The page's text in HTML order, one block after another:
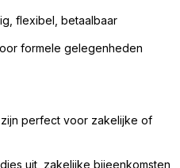
flexibel, betaalbaar
formele gelegenheden
perfect voor zakelijke of
uit, zakelijke bijeenkomsten